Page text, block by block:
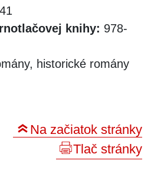
knihy: 978-
historické romány
Na začiatok stránky
Tlač stránky